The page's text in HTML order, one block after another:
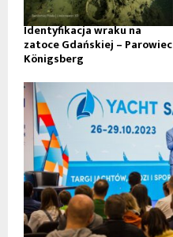
Identyfikacja wraku na
zatoce Gdańskiej – Parowiec
Königsberg